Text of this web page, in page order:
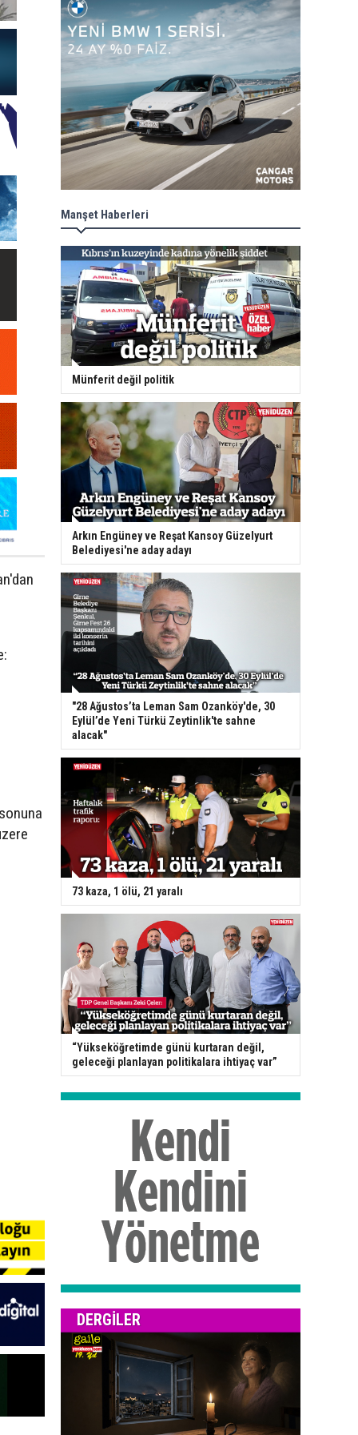
Manşet Haberleri
Münferit değil politik
Arkın Engüney ve Reşat Kansoy Güzelyurt
Belediyesi'ne aday adayı
"28 Ağustos’ta Leman Sam Ozanköy'de, 30
Eylül’de Yeni Türkü Zeytinlik'te sahne
alacak"
73 kaza, 1 ölü, 21 yaralı
“Yükseköğretimde günü kurtaran değil,
geleceği planlayan politikalara ihtiyaç var”
DERGILER